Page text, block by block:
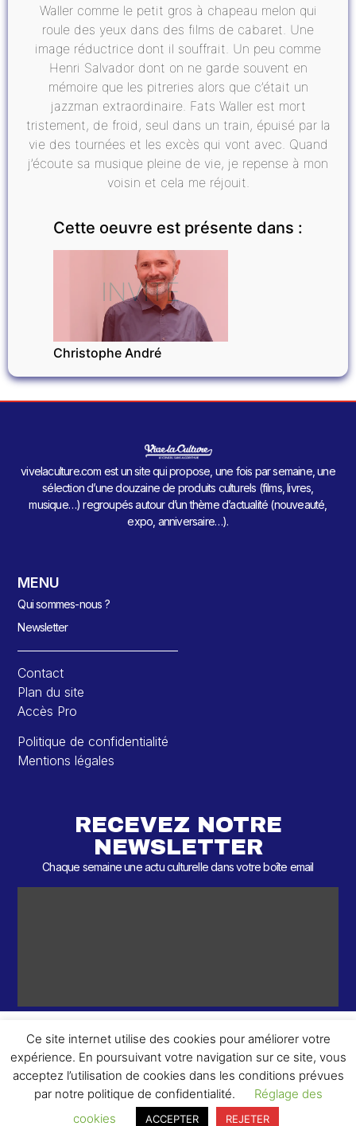
Waller comme le petit gros à chapeau melon qui
roule des yeux dans des films de cabaret. Une
image réductrice dont il souffrait. Un peu comme
Henri Salvador dont on ne garde souvent en
mémoire que les pitreries alors que c’était un
jazzman extraordinaire. Fats Waller est mort
tristement, de froid, seul dans un train, épuisé par la
vie des tournées et les excès qui vont avec. Quand
j’écoute sa musique pleine de vie, je repense à mon
voisin et cela me réjouit.
Cette oeuvre est présente dans :
INVITÉ
Christophe André
vivelaculture.com est un site qui propose, une fois par semaine, une
sélection d’une douzaine de produits culturels (films, livres,
musique…) regroupés autour d’un thème d’actualité (nouveauté,
expo, anniversaire…).
MENU
Qui sommes-nous ?
Newsletter
Contact
Plan du site
Accès Pro
Politique de confidentialité
Mentions légales
RECEVEZ NOTRE
NEWSLETTER
Chaque semaine une actu culturelle dans votre boîte email
© 2026 – 2 ème Round – Tous droits réservés.
Ce site internet utilise des cookies pour améliorer votre
expérience. En poursuivant votre navigation sur ce site, vous
acceptez l’utilisation de cookies dans les conditions prévues
par notre politique de confidentialité.
Réglage des
cookies
ACCEPTER REJETER